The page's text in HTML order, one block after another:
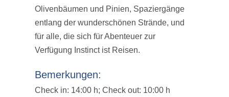
Olivenbäumen und Pinien, Spaziergänge
entlang der wunderschönen Strände, und
für alle, die sich für Abenteuer zur
Verfügung Instinct ist Reisen.
Bemerkungen:
Check in: 14:00 h; Check out: 10:00 h